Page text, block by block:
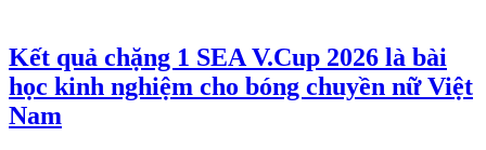
Kết quả chặng 1 SEA V.Cup 2026 là bài
học kinh nghiệm cho bóng chuyền nữ Việt
Nam